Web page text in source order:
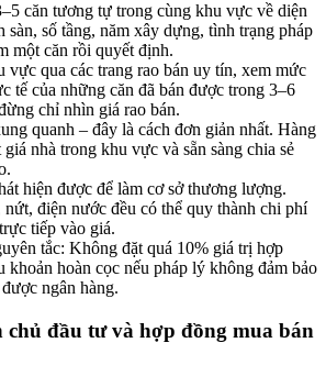
căn tương tự trong cùng khu vực về diện
sàn, số tầng, năm xây dựng, tình trạng pháp
một căn rồi quyết định.
vực qua các trang rao bán uy tín, xem mức
tế của những căn đã bán được trong 3–6
chỉ nhìn giá rao bán.
quanh – đây là cách đơn giản nhất. Hàng
nhà trong khu vực và sẵn sàng chia sẻ
hiện được để làm cơ sở thương lượng.
điện nước đều có thể quy thành chi phí
tiếp vào giá.
tắc: Không đặt quá 10% giá trị hợp
khoản hoàn cọc nếu pháp lý không đảm bảo
ngân hàng.
đầu tư và hợp đồng mua bán